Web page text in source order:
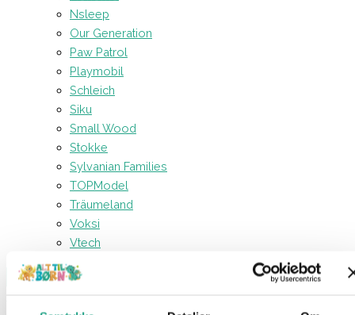
Nsleep
Our Generation
Paw Patrol
Playmobil
Schleich
Siku
Small Wood
Stokke
Sylvanian Families
TOPModel
Träumeland
Voksi
Vtech